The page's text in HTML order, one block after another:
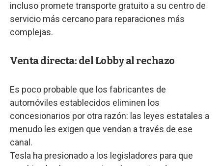
incluso promete transporte gratuito a su centro de
servicio más cercano para reparaciones más
complejas.
Venta directa: del Lobby al rechazo
Es poco probable que los fabricantes de
automóviles establecidos eliminen los
concesionarios por otra razón: las leyes estatales a
menudo les exigen que vendan a través de ese
canal.
Tesla ha presionado a los legisladores para que